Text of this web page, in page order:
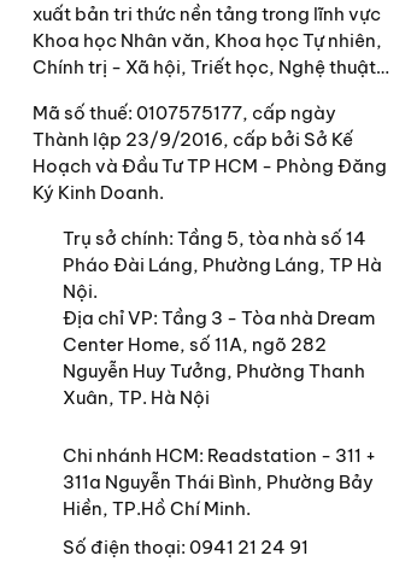
xuất bản tri thức nền tảng trong lĩnh vực
Khoa học Nhân văn, Khoa học Tự nhiên,
Chính trị - Xã hội, Triết học, Nghệ thuật…
Mã số thuế: 0107575177, cấp ngày
Thành lập 23/9/2016, cấp bởi Sở Kế
Hoạch và Đầu Tư TP HCM - Phòng Đăng
Ký Kinh Doanh.
Trụ sở chính: Tầng 5, tòa nhà số 14
Pháo Đài Láng, Phường Láng, TP Hà
Nội.
Địa chỉ VP: Tầng 3 - Tòa nhà Dream
Center Home, số 11A, ngõ 282
Nguyễn Huy Tưởng, Phường Thanh
Xuân, TP. Hà Nội
Chi nhánh HCM: Readstation - 311 +
311a Nguyễn Thái Bình, Phường Bảy
Hiền, TP.Hồ Chí Minh.
Số điện thoại: 0941 21 24 91